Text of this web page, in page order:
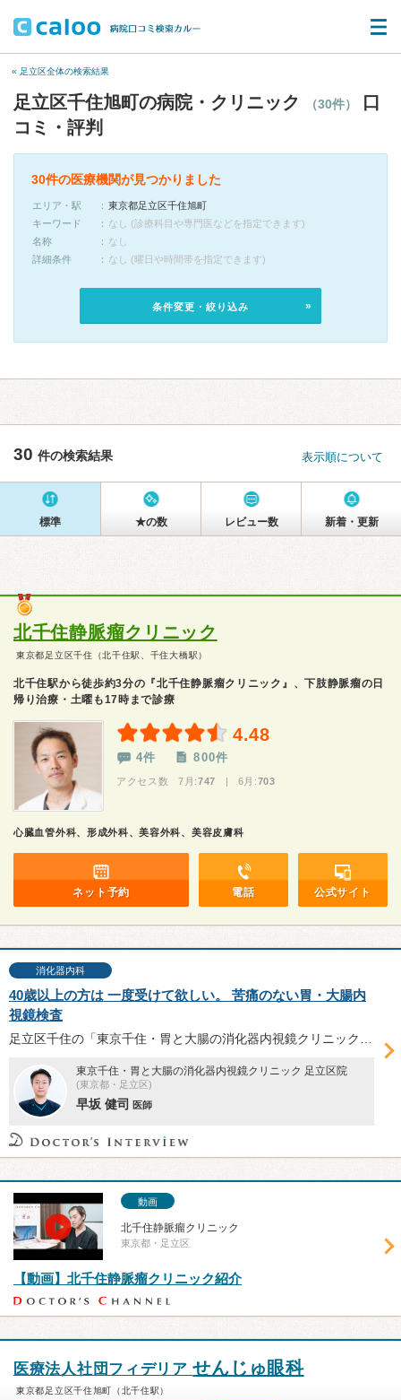
« 足立区全体の検索結果
足立区千住旭町の病院・クリニック （30件）
口
コミ・評判
30件の医療機関が見つかりました
エリア・駅
東京都足立区千住旭町
キーワード
なし (診療科目や専門医などを指定できます)
名称
なし
詳細条件
なし (曜日や時間帯を指定できます)
条件変更・絞り込み
30 件の検索結果 表示順について
標準 ★の数 レビュー数 新着・更新
北千住静脈瘤クリニック
東京都足立区千住（北千住駅、千住大橋駅）
北千住駅から徒歩約3分の『北千住静脈瘤クリニック』、下肢静脈瘤の日
帰り治療・土曜も17時まで診療
4.48
4件 800件
アクセス数 7月:747 | 6月:703
心臓血管外科、形成外科、美容外科、美容皮膚科
ネット予約 電話 公式サイト
消化器内科
40歳以上の方は 一度受けて欲しい。 苦痛のない胃・大腸内
視鏡検査
東京千住・胃と大腸の消化器内視鏡クリニック 足立区院
(東京都・足立区)
早坂 健司 医師
動画
北千住静脈瘤クリニック
東京都・足立区
【動画】北千住静脈瘤クリニック紹介
医療法人社団フィデリアせんじゅ眼科
東京都足立区千住旭町（北千住駅）